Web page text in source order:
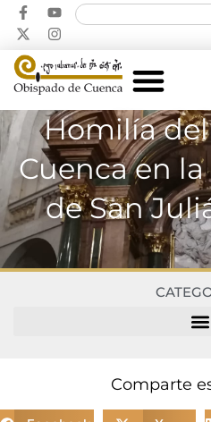
Homilía
Cuenca en
de San
Comparte